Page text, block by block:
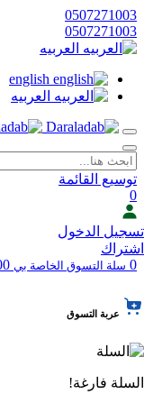
0507271003
0507271003
العربيه
english
العربيه
توسيع القائمة
0
تسجيل الدخول
اشتراك
0 سلة التسوق الخاصة بي
عربة التسوق
السلة فارغة!